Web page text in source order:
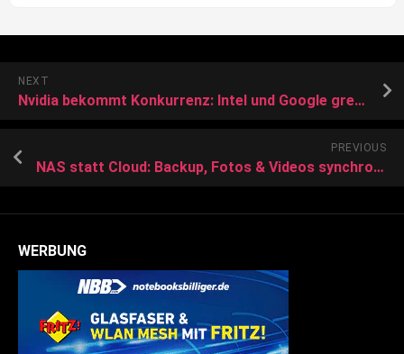
NEXT
Nvidia bekommt Konkurrenz: Intel und Google greifen KI-Platzhirsch an
PREVIOUS
NAS statt Cloud: Backup, Fotos & Videos synchronisieren & Smart Home ab 120 Euro
WERBUNG